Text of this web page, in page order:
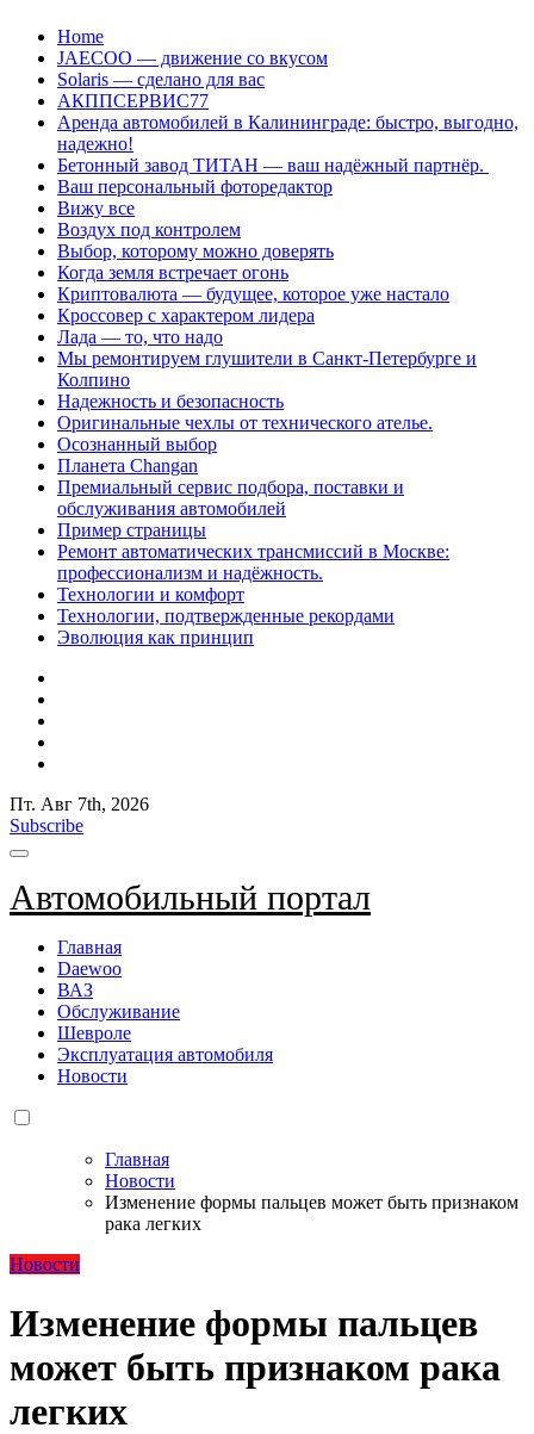
Перейти
содержанию
Home
JAECOO — движение со вкусом
Solaris — сделано для вас
АКППСЕРВИС77
Аренда автомобилей в Калининграде: быстро, выгодно,
надежно!
Бетонный завод ТИТАН — ваш надёжный партнёр.
Ваш персональный фоторедактор
Вижу все
Воздух под контролем
Выбор, которому можно доверять
Когда земля встречает огонь
Криптовалюта — будущее, которое уже настало
Кроссовер с характером лидера
Лада — то, что надо
Мы ремонтируем глушители в Санкт-Петербурге и
Колпино
Надежность и безопасность
Оригинальные чехлы от технического ателье.
Осознанный выбор
Планета Changan
Премиальный сервис подбора, поставки и
обслуживания автомобилей
Пример страницы
Ремонт автоматических трансмиссий в Москве:
профессионализм и надёжность.
Технологии и комфорт
Технологии, подтвержденные рекордами
Эволюция как принцип
Пт. Авг 7th, 2026
Subscribe
Автомобильный портал
Главная
Daewoo
ВАЗ
Обслуживание
Шевроле
Эксплуатация автомобиля
Новости
Главная
Новости
Изменение формы пальцев может быть признаком
рака легких
Новости
Изменение формы пальцев
может быть признаком рака
легких